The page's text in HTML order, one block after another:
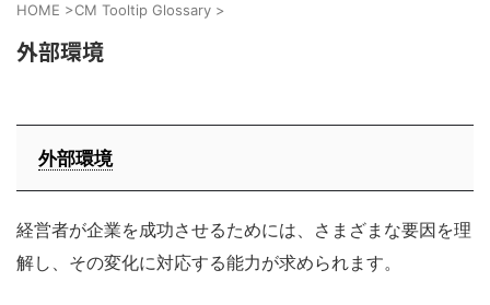
HOME >CM Tooltip Glossary >
外部環境
外部環境
経営者が企業を成功させるためには、さまざまな要因を理
解し、その変化に対応する能力が求められます。